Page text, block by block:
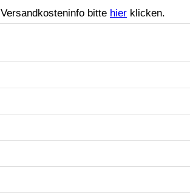
Versandkosteninfo bitte hier klicken.